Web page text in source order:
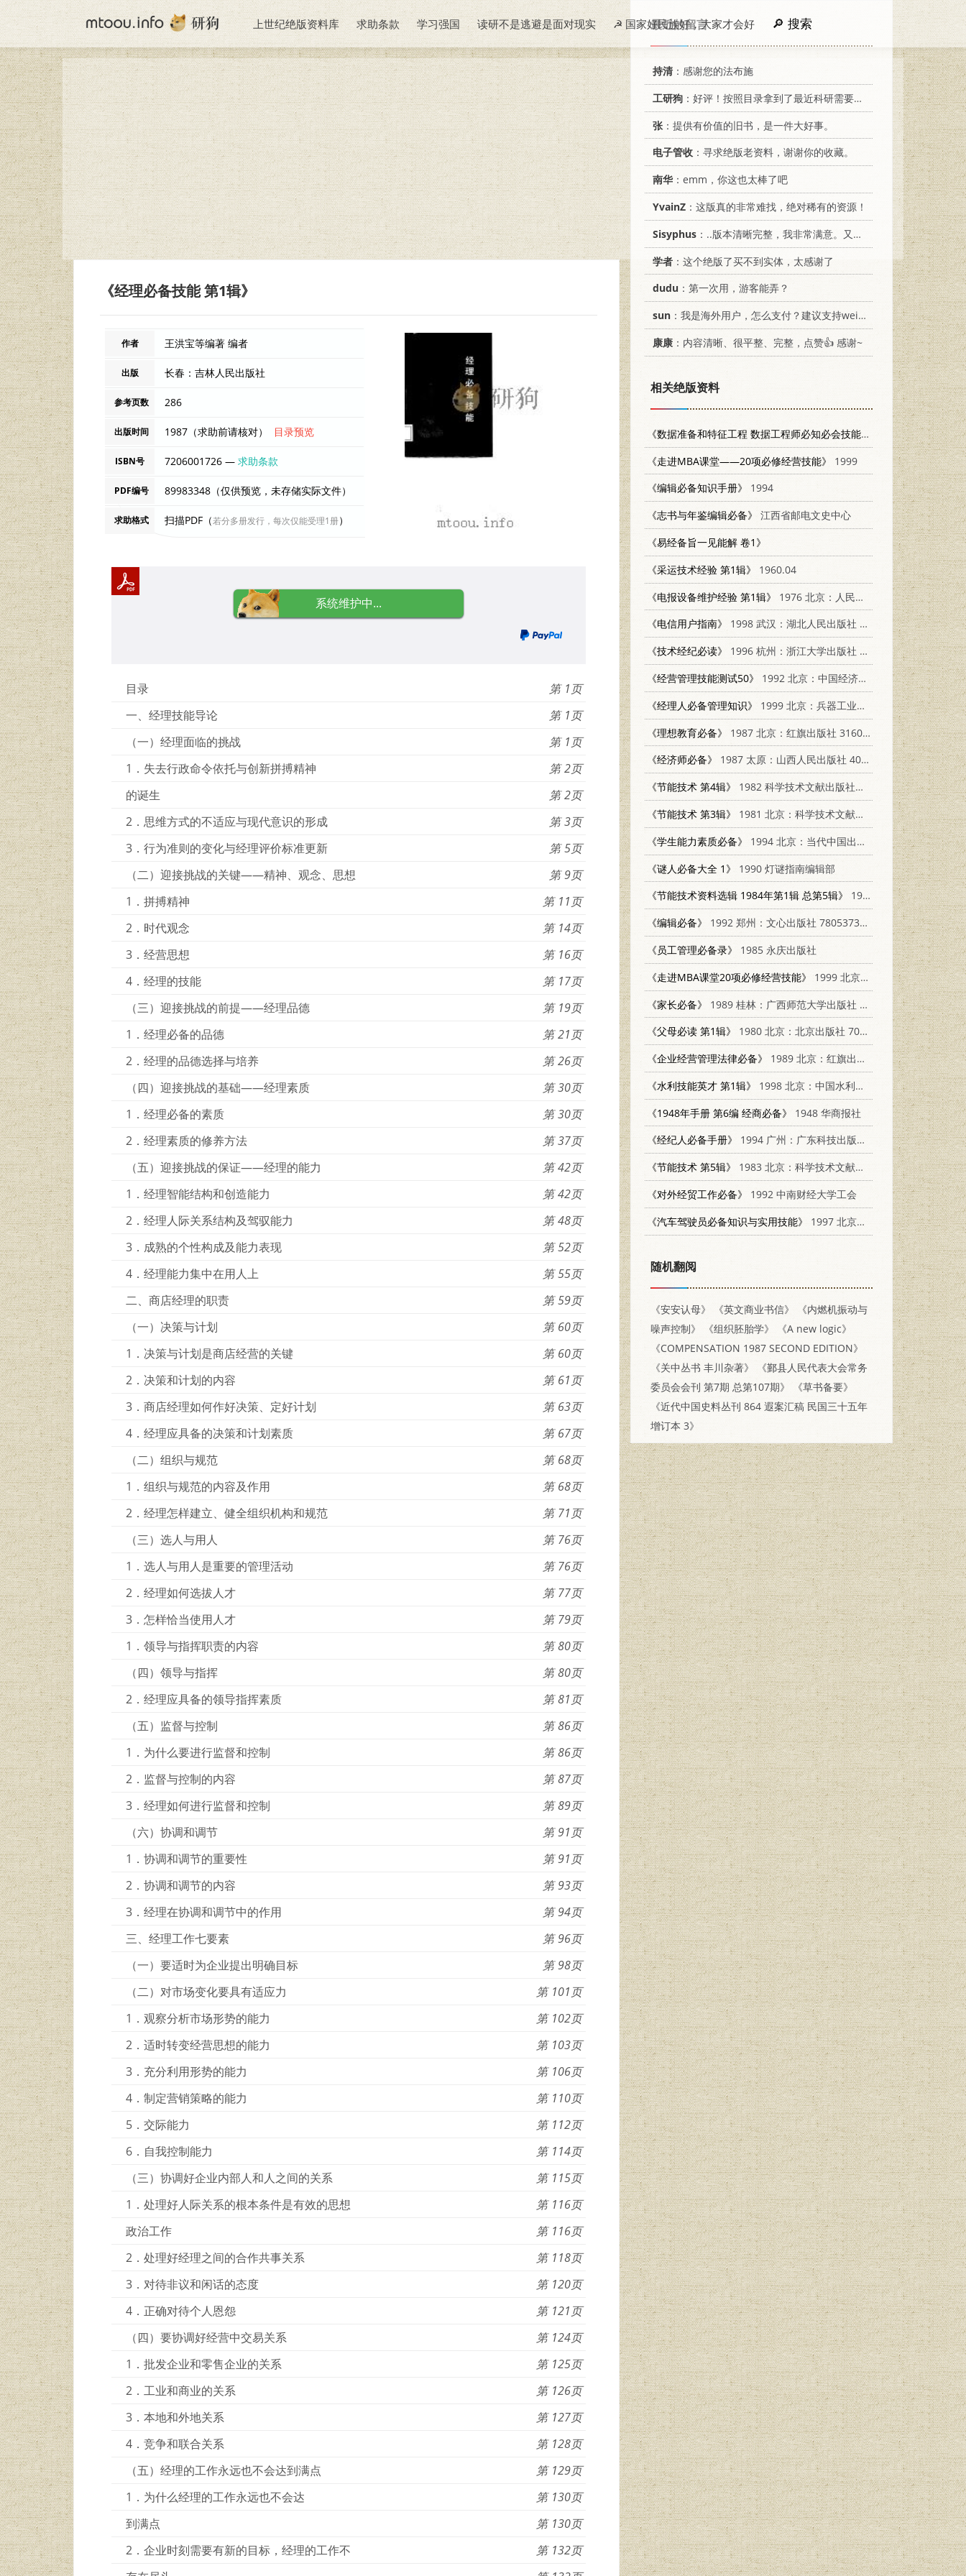
上世纪绝版资料库 求助条款 学习强国 读研不是逃避是面对现实 ☭ 国家好民族好，大家才会好 搜索
《经理必备技能 第1辑》
作者 王洪宝等编著 编者
出版 长春：吉林人民出版社
参考页数 286
出版时间 1987（求助前请核对） 目录预览
ISBN号 7206001726 —求助条款
PDF编号 89983348（仅供预览，未存储实际文件）
求助格式 扫描PDF（若分多册发行，每次仅能受理1册）
系统维护中...
目录
1
一、经理技能导论
1
（一）经理面临的挑战
1
1．失去行政命令依托与创新拼搏精神
2
的诞生
2
2．思维方式的不适应与现代意识的形成
3
3．行为准则的变化与经理评价标准更新
5
（二）迎接挑战的关键——精神、观念、思想
9
1．拼搏精神
11
2．时代观念
14
3．经营思想
16
4．经理的技能
17
（三）迎接挑战的前提——经理品德
19
1．经理必备的品德
21
2．经理的品德选择与培养
26
（四）迎接挑战的基础——经理素质
30
1．经理必备的素质
30
2．经理素质的修养方法
37
（五）迎接挑战的保证——经理的能力
42
1．经理智能结构和创造能力
42
2．经理人际关系结构及驾驭能力
48
3．成熟的个性构成及能力表现
52
4．经理能力集中在用人上
55
二、商店经理的职责
59
（一）决策与计划
60
1．决策与计划是商店经营的关键
60
2．决策和计划的内容
61
3．商店经理如何作好决策、定好计划
63
4．经理应具备的决策和计划素质
67
（二）组织与规范
68
1．组织与规范的内容及作用
68
2．经理怎样建立、健全组织机构和规范
71
（三）选人与用人
76
1．选人与用人是重要的管理活动
76
2．经理如何选拔人才
77
3．怎样恰当使用人才
79
1．领导与指挥职责的内容
80
（四）领导与指挥
80
2．经理应具备的领导指挥素质
81
（五）监督与控制
86
1．为什么要进行监督和控制
86
2．监督与控制的内容
87
3．经理如何进行监督和控制
89
（六）协调和调节
91
1．协调和调节的重要性
91
2．协调和调节的内容
93
3．经理在协调和调节中的作用
94
三、经理工作七要素
96
（一）要适时为企业提出明确目标
98
（二）对市场变化要具有适应力
101
1．观察分析市场形势的能力
102
2．适时转变经营思想的能力
103
3．充分利用形势的能力
106
4．制定营销策略的能力
110
5．交际能力
112
6．自我控制能力
114
（三）协调好企业内部人和人之间的关系
115
1．处理好人际关系的根本条件是有效的思想
116
政治工作
116
2．处理好经理之间的合作共事关系
118
3．对待非议和闲话的态度
120
4．正确对待个人恩怨
121
（四）要协调好经营中交易关系
124
1．批发企业和零售企业的关系
125
2．工业和商业的关系
126
3．本地和外地关系
127
4．竞争和联合关系
128
（五）经理的工作永远也不会达到满点
129
1．为什么经理的工作永远也不会达
130
到满点
130
2．企业时刻需要有新的目标，经理的工作不
132
最近的留言
持清 ：感谢您的法布施
工研狗 ：好评！按照目录拿到了最近科研需要的材料！
张 ：提供有价值的旧书，是一件大好事。
电子管收 ：寻求绝版老资料，谢谢你的收藏。
南华：emm，你这也太棒了吧
YvainZ ：这版真的非常难找，绝对稀有的资源！
Sisyphus ：..版本清晰完整，我非常满意。又及，这本《话语的真相》...
学者 ：这个绝版了买不到实体，太感谢了
dudu ：第一次用，游客能弄？
sun ：我是海外用户，怎么支付？建议支持weixin支付
康康 ：内容清晰、很平整、完整，点赞👍 感谢~
相关绝版资料
《数据准备和特征工程 数据工程师必知必会技能》
2020 北京：电子
《走进MBA课堂——20项必修经营技能》
1999
《编辑必备知识手册》
1994
《志书与年鉴编辑必备》
江西省邮电文史中心
《易经备旨一见能解 卷1》
《采运技术经验 第1辑》
1960.04
《电报设备维护经验 第1辑》
1976 北京：人民邮电出版社
《电信用户指南》
1998 武汉：湖北人民出版社 7216024400
《技术经纪必读》
1996 杭州：浙江大学出版社 7308018431
《经营管理技能测试50》
1992 北京：中国经济出版社 7501716919
《经理人必备管理知识》
1999 北京：兵器工业出版社 7801327993
《理想教育必备》
1987 北京：红旗出版社 3160·055
《经济师必备》
1987 太原：山西人民出版社 4088·201
《节能技术 第4辑》
1982 科学技术文献出版社重庆分社 15176·530
《节能技术 第3辑》
1981 北京：科学技术文献出版社；重庆分社 15176·506
《学生能力素质必备》
1994 北京：当代中国出版社 7800923401
《谜人必备大全 1》
1990 灯谜指南编辑部
《节能技术资料选辑 1984年第1辑 总第5辑》
1984 长沙流域水运科技情报网
《编辑必备》
1992 郑州：文心出版社 7805373841
《员工管理必备录》
1985 永庆出版社
《走进MBA课堂20项必修经营技能》
1999 北京：民主与建设出版社 7801123204
《家长必备》
1989 桂林：广西师范大学出版社 7563304304
《父母必读 第1辑》
1980 北京：北京出版社 7071·677
《企业经营管理法律必备》
1989 北京：红旗出版社 7800680347
《水利技能英才 第1辑》
1998 北京：中国水利水电出版社 7801247825
《1948年手册 第6编 经商必备》
1948 华商报社
《经纪人必备手册》
1994 广州：广东科技出版社 7535912451
《节能技术 第5辑》
1983 北京：科学技术文献出版社；重庆分社 15176·534
《对外经贸工作必备》
1992 中南财经大学工会
《汽车驾驶员必备知识与实用技能》
1997 北京：海潮出版社 7800548724
随机翻阅
《安安认母》 《英文商业书信》
《内燃机振动与
噪声控制》
《组织胚胎学》
《A new logic》
《COMPENSATION 1987 SECOND EDITION》
《关中丛书 丰川杂著》
《鄞县人民代表大会常务
委员会会刊 第7期 总第107期》
《草书备要》
《近代中国史料丛刊 864 遐案汇稿 民国三十五年
增订本 3》